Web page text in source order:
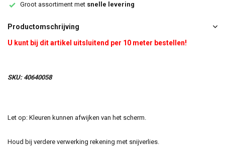
Groot assortiment met snelle levering
Productomschrijving
U kunt bij dit artikel uitsluitend per 10 meter bestellen!
SKU: 40640058
Let op: Kleuren kunnen afwijken van het scherm.
Houd bij verdere verwerking rekening met snijverlies.